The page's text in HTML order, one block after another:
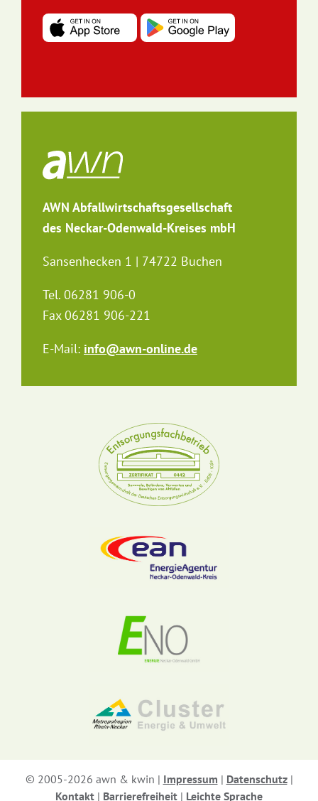
AWN Abfallwirtschaftsgesellschaft
des Neckar-Odenwald-Kreises mbH
Sansenhecken 1 | 74722 Buchen
Tel. 06281 906-0
Fax 06281 906-221
E-Mail: info@awn-online.de
© 2005-2026 awn & kwin | Impressum | Datenschutz|
Kontakt | Barrierefreiheit | Leichte Sprache